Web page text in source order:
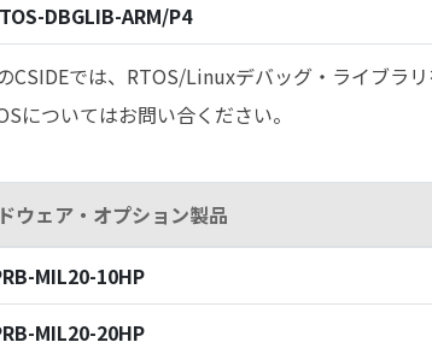
DBGLIB-ARM/P4
CSIDEでは、RTOS/Linuxデバッグ・ライブラリ
についてはお問い合ください。
ウェア・オプション製品
MIL20-10HP
MIL20-20HP